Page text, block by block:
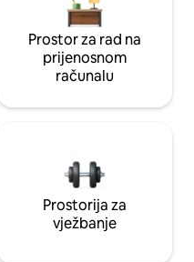
Prostor za rad na
prijenosnom
računalu
Prostorija za
vježbanje